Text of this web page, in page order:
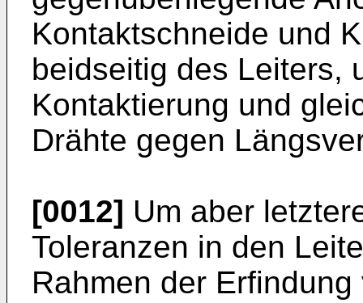
Kontaktschneide und
beidseitig des Leiters,
Kontaktierung und
Drähte gegen
[0012] Um aber
Toleranzen in den
Rahmen der